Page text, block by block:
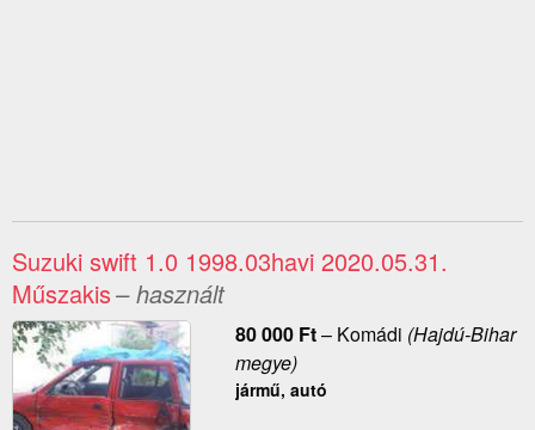
Suzuki swift 1.0 1998.03havi 2020.05.31.
Műszakis– használt
80 000 Ft– Komádi (Hajdú-Bihar
megye)
jármű, autó